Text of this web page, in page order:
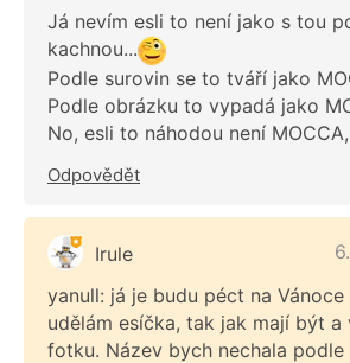
Já nevím esli to není jako s tou
kachnou...
Podle surovin se to tváří jako
Podle obrázku to vypadá jako
No, esli to náhodou není
Odpovědět
Irule
yanull: já je budu péct na Vánoce
udělám esíčka, tak jak mají být a
fotku. Název bych nechala podle